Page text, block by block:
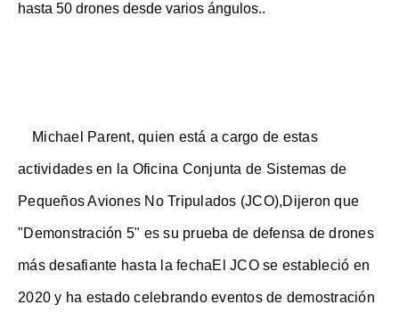
hasta 50 drones desde varios ángulos..
Michael Parent, quien está a cargo de estas
actividades en la Oficina Conjunta de Sistemas de
Pequeños Aviones No Tripulados (JCO),Dijeron que
"Demonstración 5" es su prueba de defensa de drones
más desafiante hasta la fechaEl JCO se estableció en
2020 y ha estado celebrando eventos de demostración